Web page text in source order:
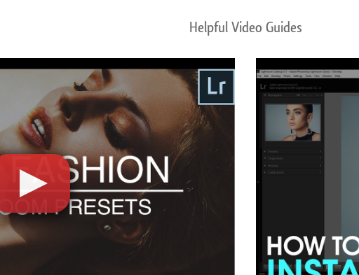
Helpful Video Guides